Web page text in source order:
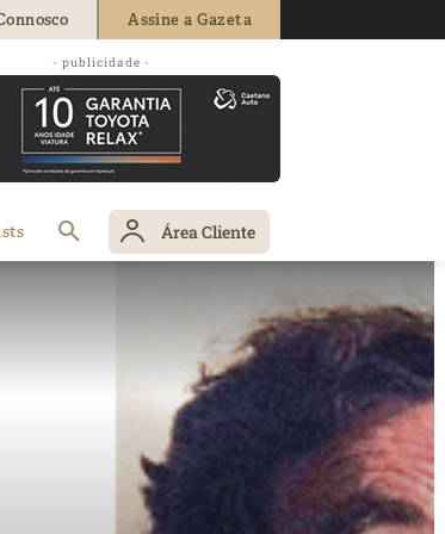
Assine a Gazeta
- publicidade -
Área Cliente